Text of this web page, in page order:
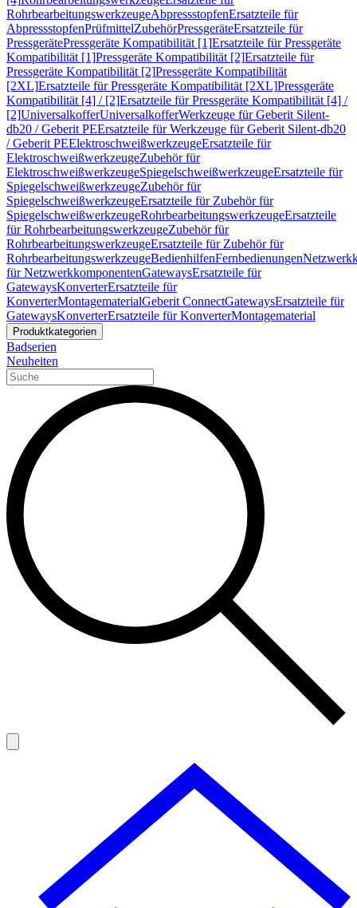
RohrbearbeitungswerkzeugeAbpressstopfenErsatzteile für
AbpressstopfenPrüfmittelZubehörPressgeräteErsatzteile für
PressgerätePressgeräte Kompatibilität [1]Ersatzteile für Pressgeräte
Kompatibilität [1]Pressgeräte Kompatibilität [2]Ersatzteile für
Pressgeräte Kompatibilität [2]Pressgeräte Kompatibilität
[2XL]Ersatzteile für Pressgeräte Kompatibilität [2XL]Pressgeräte
Kompatibilität [4] / [2]Ersatzteile für Pressgeräte Kompatibilität [4] /
[2]UniversalkofferUniversalkofferWerkzeuge für Geberit Silent-
db20 / Geberit PEErsatzteile für Werkzeuge für Geberit Silent-db20
/ Geberit PEElektroschweißwerkzeugeErsatzteile für
ElektroschweißwerkzeugeZubehör für
ElektroschweißwerkzeugeSpiegelschweißwerkzeugeErsatzteile für
SpiegelschweißwerkzeugeZubehör für
SpiegelschweißwerkzeugeErsatzteile für Zubehör für
SpiegelschweißwerkzeugeRohrbearbeitungswerkzeugeErsatzteile
für RohrbearbeitungswerkzeugeZubehör für
RohrbearbeitungswerkzeugeErsatzteile für Zubehör für
RohrbearbeitungswerkzeugeBedienhilfenFernbedienungen
für NetzwerkkomponentenGatewaysErsatzteile für
GatewaysKonverterErsatzteile für
KonverterMontagematerialGeberit ConnectGatewaysErsatzteile für
GatewaysKonverterErsatzteile für KonverterMontagematerial
Produktkategorien
Badserien
Neuheiten